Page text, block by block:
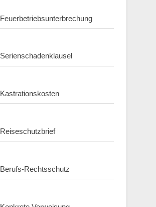
Feuerbetriebsunterbrechung
Serienschadenklausel
Kastrationskosten
Reiseschutzbrief
Berufs-Rechtsschutz